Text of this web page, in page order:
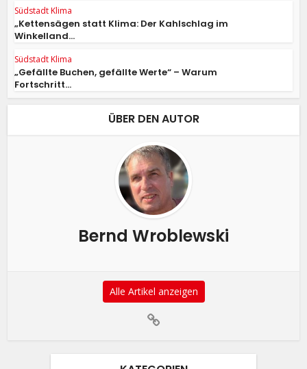
Südstadt Klima
„Kettensägen statt Klima: Der Kahlschlag im
Winkelland...
Südstadt Klima
„Gefällte Buchen, gefällte Werte“ – Warum
Fortschritt...
ÜBER DEN AUTOR
Bernd Wroblewski
Alle Artikel anzeigen